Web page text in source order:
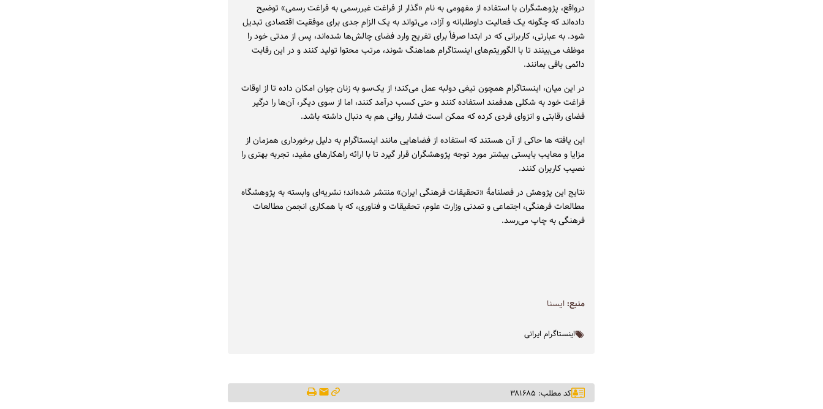
درواقع، پژوهشگران با استفاده از مفهومی به نام «گذار از فراغت غیررسمی به فراغت رسمی» توضیح
داده‌اند که چگونه یک فعالیت داوطلبانه و آزاد، می‌تواند به یک الزام جدی برای موفقیت اقتصادی تبدیل
شود. به عبارتی، کاربرانی که در ابتدا صرفاً برای تفریح وارد فضای چالش‌ها شده‌اند، پس از مدتی خود را
موظف می‌بینند تا با الگوریتم‌های اینستاگرام هماهنگ شوند، مرتب محتوا تولید کنند و در این رقابت
دائمی باقی بمانند.
در این میان، اینستاگرام همچون تیغی دولبه عمل می‌کند؛ از یک‌سو به زنان جوان امکان داده تا از اوقات
فراغت خود به شکلی هدفمند استفاده کنند و حتی کسب درآمد کنند، اما از سوی دیگر، آن‌ها را درگیر
فضای رقابتی و انزوای فردی کرده که ممکن است فشار روانی هم به دنبال داشته باشد.
این یافته ها حاکی از آن هستند که استفاده از فضاهایی مانند اینستاگرام به دلیل برخورداری همزمان از
مزایا و معایب بایستی بیشتر مورد توجه پژوهشگران قرار گیرد تا با ارائه راهکارهای مفید، تجربه بهتری را
نصیب کاربران کنند.
نتایج این پژوهش در فصلنامۀ «تحقیقات فرهنگی ایران» منتشر شده‌اند؛ نشریه‌ای وابسته به پژوهشگاه
مطالعات فرهنگی، اجتماعی و تمدنی وزارت علوم، تحقیقات و فناوری، که با همکاری انجمن مطالعات
فرهنگی به چاپ می‌رسد.
منبع:ايسنا
اینستاگرام ایرانی
کد مطلب: ۳۸۱۶۸۵